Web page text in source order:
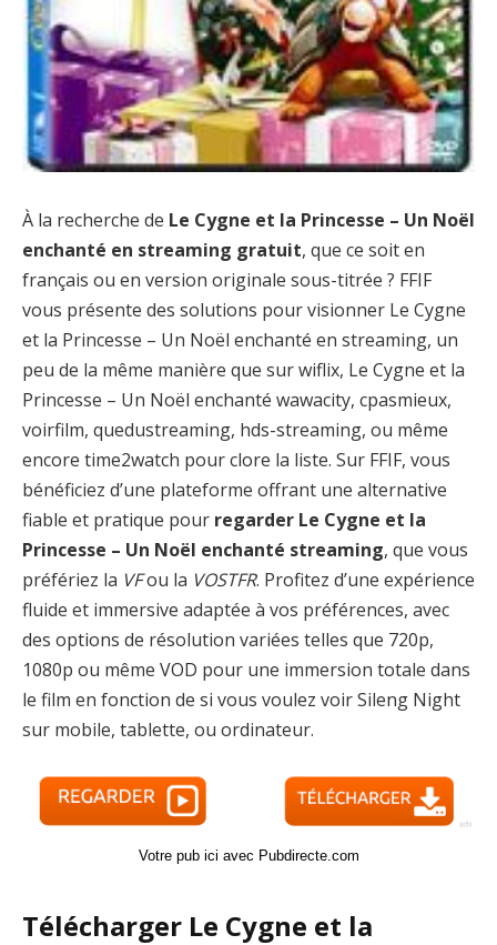
À la recherche de Le Cygne et la Princesse – Un Noël
enchanté en streaming gratuit, que ce soit en
français ou en version originale sous-titrée ? FFIF
vous présente des solutions pour visionner Le Cygne
et la Princesse – Un Noël enchanté en streaming, un
peu de la même manière que sur wiflix, Le Cygne et la
Princesse – Un Noël enchanté wawacity, cpasmieux,
voirfilm, quedustreaming, hds-streaming, ou même
encore time2watch pour clore la liste. Sur FFIF, vous
bénéficiez d’une plateforme offrant une alternative
fiable et pratique pour regarder Le Cygne et la
Princesse – Un Noël enchanté streaming, que vous
préfériez la VFou la VOSTFR. Profitez d’une expérience
fluide et immersive adaptée à vos préférences, avec
des options de résolution variées telles que 720p,
1080p ou même VOD pour une immersion totale dans
le film en fonction de si vous voulez voir Sileng Night
sur mobile, tablette, ou ordinateur.
Votre pub ici avec Pubdirecte.com
Télécharger Le Cygne et la